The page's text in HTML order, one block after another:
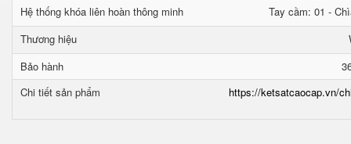
Hệ thống khóa liên hoàn thông minh
Tay cầm: 01 -
Thương hiệu
Bảo hành
Chi tiết sản phẩm
https://ketsatcaocap.vn/